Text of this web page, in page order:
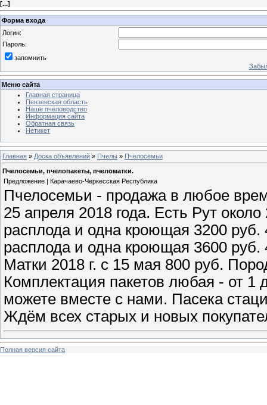
[...]
Форма входа
Логин:
Пароль:
запомнить
Меню сайта
Главная страница
Пензенская область
Наше пчеловодство
Информация сайта
Обратная связь
Нетикет
Главная » Доска объявлений » Пчелы » Пчелосемьи
Пчелосемьи, пчелопакеты, пчеломатки.
Предложение | Карачаево-Черкесская Республика
Пчелосемьи - продажа в любое
25 апреля 2018 года. Есть Рут
расплода и одна кроющая 3200
расплода и одна кроющая 3600 руб.
Матки 2018 г. с 15 мая 800 руб.
Комплектация пакетов любая - от 1
можете вместе с нами. Пасека
Ждём всех старых и новых
Полная версия сайта